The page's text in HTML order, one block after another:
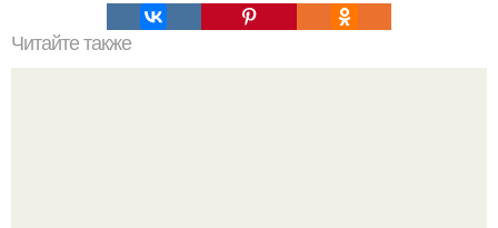
Читайте также